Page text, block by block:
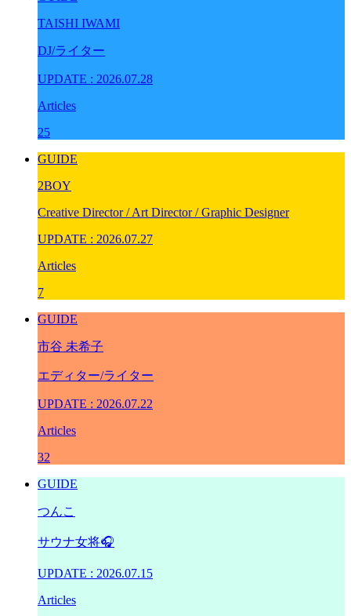
TAISHI IWAMI
DJ/ライター
UPDATE : 2026.07.28
Articles
25
GUIDE
2BOY
Creative Director / Art Director / Graphic Designer
UPDATE : 2026.07.27
Articles
7
GUIDE
市⾕ 未希⼦
エディター/ライター
UPDATE : 2026.07.22
Articles
32
GUIDE
つんこ
サウナ女将🎧
UPDATE : 2026.07.15
Articles